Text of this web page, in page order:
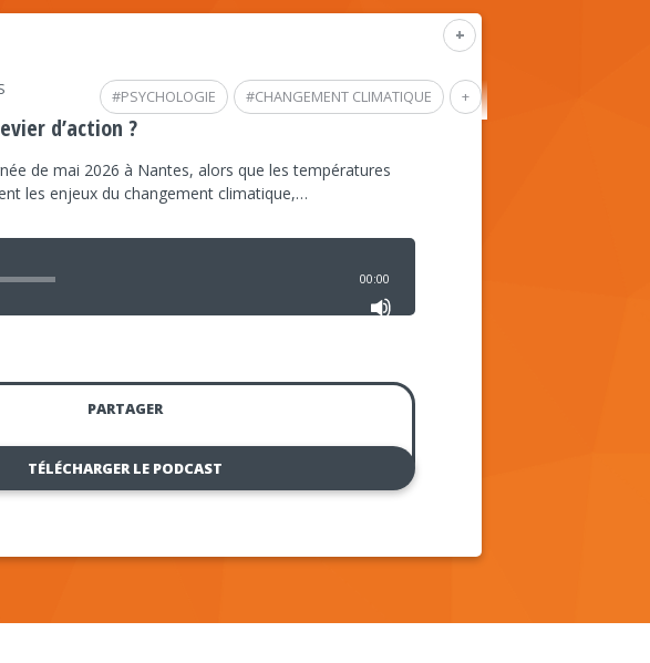
+
+
#CHANGEMENT CLIMATIQUE
#PSYCHOLOGIE
d’action ?
de mai 2026 à Nantes, alors que les températures
les enjeux du changement climatique,…
00:00
PARTAGER
TÉLÉCHARGER LE PODCAST